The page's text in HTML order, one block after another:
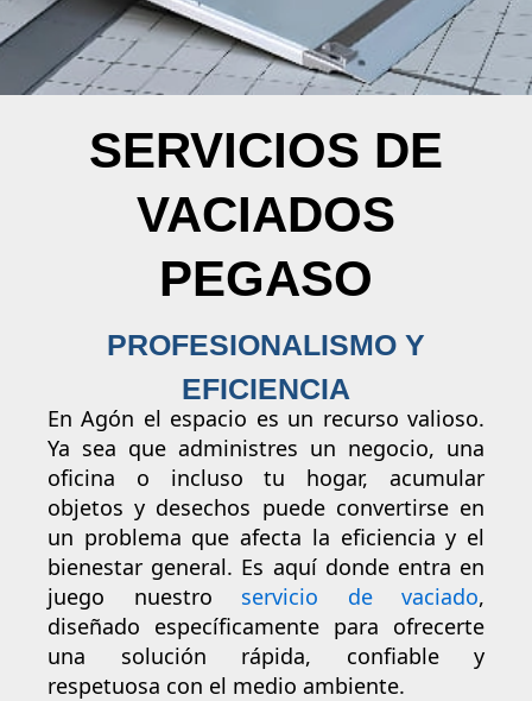
SERVICIOS DE
VACIADOS
PEGASO
PROFESIONALISMO Y
EFICIENCIA
En Agón el espacio es un recurso valioso.
Ya sea que administres un negocio, una
oficina o incluso tu hogar, acumular
objetos y desechos puede convertirse en
un problema que afecta la eficiencia y el
bienestar general. Es aquí donde entra en
juego nuestro servicio de vaciado,
diseñado específicamente para ofrecerte
una solución rápida, confiable y
respetuosa con el medio ambiente.